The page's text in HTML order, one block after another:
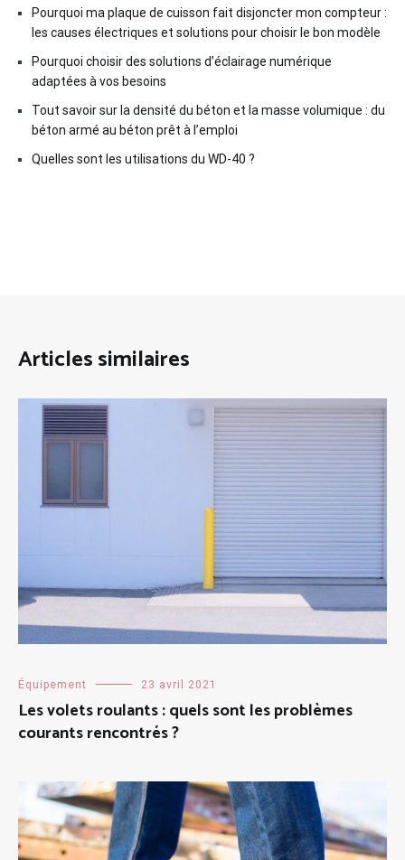
Pourquoi ma plaque de cuisson fait disjoncter mon compteur :
les causes électriques et solutions pour choisir le bon modèle
Pourquoi choisir des solutions d’éclairage numérique
adaptées à vos besoins
Tout savoir sur la densité du béton et la masse volumique : du
béton armé au béton prêt à l’emploi
Quelles sont les utilisations du WD-40 ?
Articles similaires
Équipement 23 avril 2021
Les volets roulants : quels sont les problèmes
courants rencontrés ?